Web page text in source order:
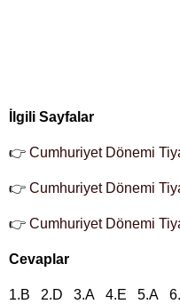
İlgili Sayfalar
👉 Cumhuriyet Dönemi
👉 Cumhuriyet Dönemi
👉 Cumhuriyet Dönemi
Cevaplar
1.B 2.D 3.A 4.E 5.A